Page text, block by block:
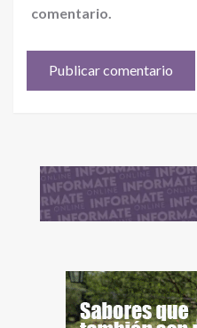
comentario.